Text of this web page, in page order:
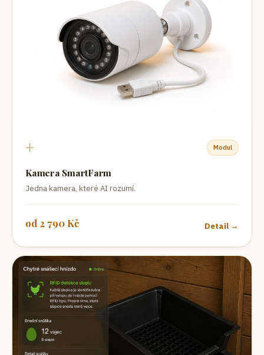
+ Modul
Kamera SmartFarm
Jedna kamera, které AI rozumí.
od 2 790 Kč Detail →